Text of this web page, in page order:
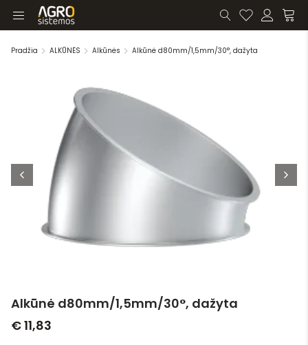
Pradžia ALKŪNĖS Alkūnės Alkūnė d80mm/1,5mm/30°, dažyta
Alkūnė d80mm/1,5mm/30°, dažyta
€ 11,83